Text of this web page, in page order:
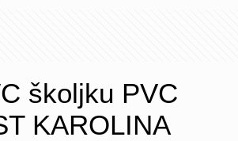
školjku PVC
KAROLINA